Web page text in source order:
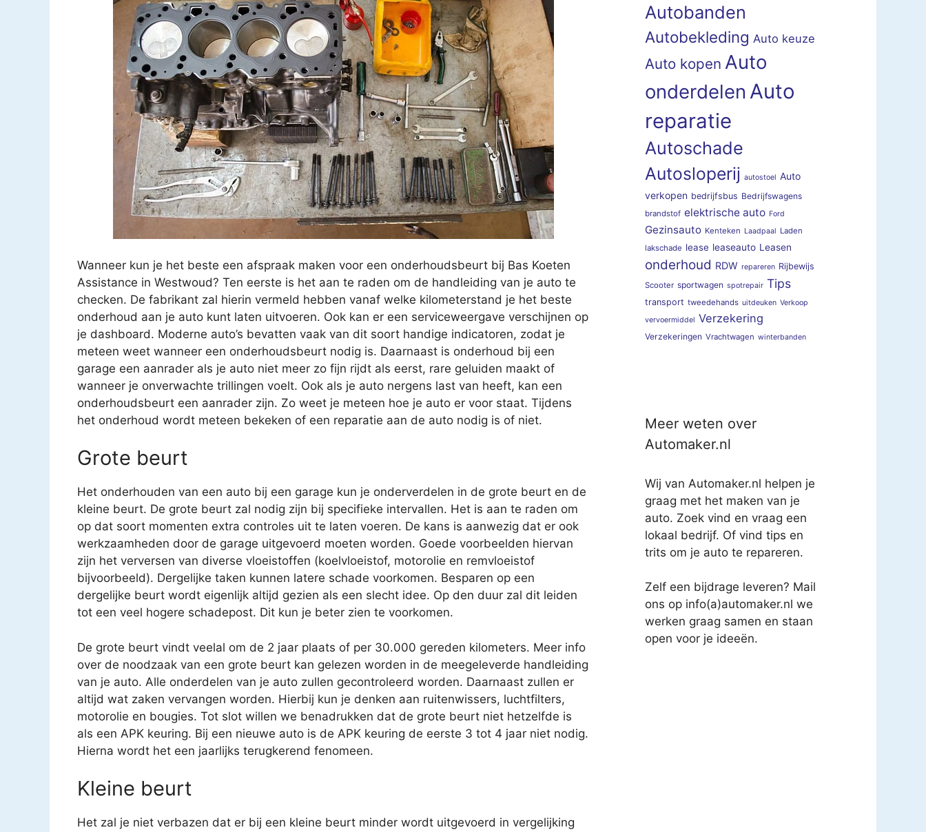
Wanneer kun je het beste een afspraak maken voor een onderhoudsbeurt bij Bas Koeten
Assistance in Westwoud? Ten eerste is het aan te raden om de handleiding van je auto te
checken. De fabrikant zal hierin vermeld hebben vanaf welke kilometerstand je het beste
onderhoud aan je auto kunt laten uitvoeren. Ook kan er een serviceweergave verschijnen op
je dashboard. Moderne auto’s bevatten vaak van dit soort handige indicatoren, zodat je
meteen weet wanneer een onderhoudsbeurt nodig is. Daarnaast is onderhoud bij een
garage een aanrader als je auto niet meer zo fijn rijdt als eerst, rare geluiden maakt of
wanneer je onverwachte trillingen voelt. Ook als je auto nergens last van heeft, kan een
onderhoudsbeurt een aanrader zijn. Zo weet je meteen hoe je auto er voor staat. Tijdens
het onderhoud wordt meteen bekeken of een reparatie aan de auto nodig is of niet.
Grote beurt
Het onderhouden van een auto bij een garage kun je onderverdelen in de grote beurt en de
kleine beurt. De grote beurt zal nodig zijn bij specifieke intervallen. Het is aan te raden om
op dat soort momenten extra controles uit te laten voeren. De kans is aanwezig dat er ook
werkzaamheden door de garage uitgevoerd moeten worden. Goede voorbeelden hiervan
zijn het verversen van diverse vloeistoffen (koelvloeistof, motorolie en remvloeistof
bijvoorbeeld). Dergelijke taken kunnen latere schade voorkomen. Besparen op een
dergelijke beurt wordt eigenlijk altijd gezien als een slecht idee. Op den duur zal dit leiden
tot een veel hogere schadepost. Dit kun je beter zien te voorkomen.
De grote beurt vindt veelal om de 2 jaar plaats of per 30.000 gereden kilometers. Meer info
over de noodzaak van een grote beurt kan gelezen worden in de meegeleverde handleiding
van je auto. Alle onderdelen van je auto zullen gecontroleerd worden. Daarnaast zullen er
altijd wat zaken vervangen worden. Hierbij kun je denken aan ruitenwissers, luchtfilters,
motorolie en bougies. Tot slot willen we benadrukken dat de grote beurt niet hetzelfde is
als een APK keuring. Bij een nieuwe auto is de APK keuring de eerste 3 tot 4 jaar niet nodig.
Hierna wordt het een jaarlijks terugkerend fenomeen.
Kleine beurt
Het zal je niet verbazen dat er bij een kleine beurt minder wordt uitgevoerd in vergelijking
Autobanden
Autobekleding Auto keuze
Auto kopen Auto
onderdelen Auto
reparatie
Autoschade
Autosloperij autostoel Auto
verkopen bedrijfsbus Bedrijfswagens
brandstof elektrische auto Ford
Gezinsauto Kenteken Laadpaal Laden
lakschade lease leaseauto Leasen
onderhoud RDW repareren Rijbewijs
Scooter sportwagen spotrepair Tips
transport tweedehands uitdeuken Verkoop
vervoermiddel Verzekering
Verzekeringen Vrachtwagen winterbanden
Meer weten over
Automaker.nl
Wij van Automaker.nl helpen je
graag met het maken van je
auto. Zoek vind en vraag een
lokaal bedrijf. Of vind tips en
trits om je auto te repareren.
Zelf een bijdrage leveren? Mail
ons op info(a)automaker.nl we
werken graag samen en staan
open voor je ideeën.